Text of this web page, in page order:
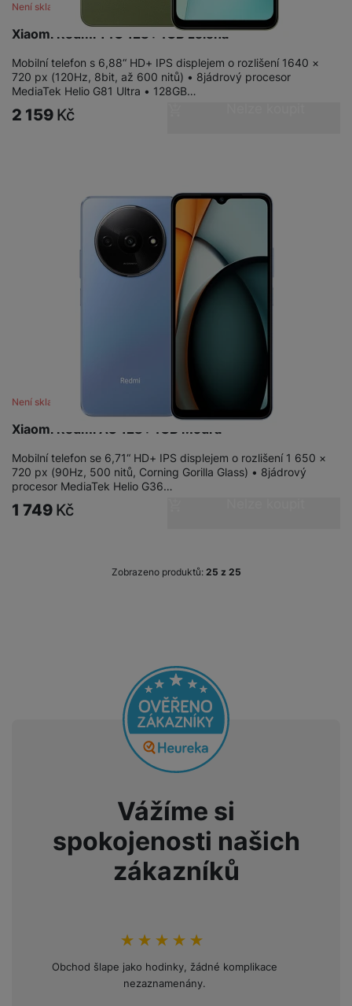
Xiaomi Redmi 14C 128+4GB zelená
Není skladem
Mobilní telefon s 6,88“ HD+ IPS displejem o rozlišení 1640 ×
720 px (120Hz, 8bit, až 600 nitů) • 8jádrový procesor
MediaTek Helio G81 Ultra • 128GB…
2 159 Kč
Xiaomi Redmi A3 128+4GB Modrá
Není skladem
Mobilní telefon se 6,71“ HD+ IPS displejem o rozlišení 1 650 ×
720 px (90Hz, 500 nitů, Corning Gorilla Glass) • 8jádrový
procesor MediaTek Helio G36…
1 749 Kč
Zobrazeno produktů: z 25
Vážíme si
spokojenosti našich
zákazníků
hodnoceni_zakazniku
100 %
Obchod šlape jako hodinky, žádné komplikace
nezaznamenány.